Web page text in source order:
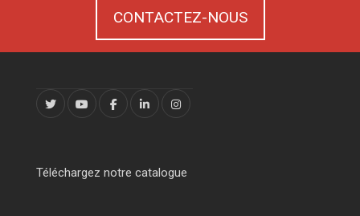
CONTACTEZ-NOUS
Téléchargez notre catalogue